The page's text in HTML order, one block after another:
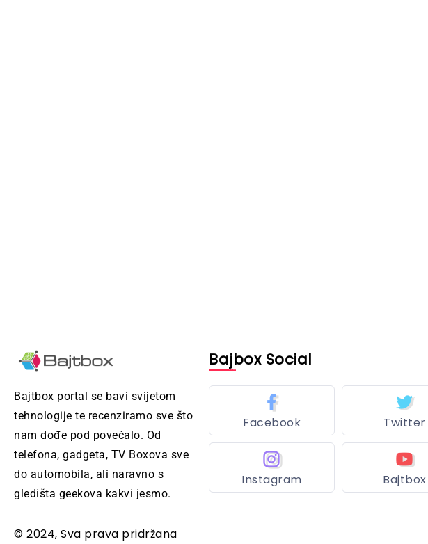
Bajtbox portal se bavi svijetom
tehnologije te recenziramo sve što
nam dođe pod povećalo. Od
telefona, gadgeta, TV Boxova sve
do automobila, ali naravno s
gledišta geekova kakvi jesmo.
© 2024, Sva prava pridržana
Bajbox Social
Facebook Twitter
Instagram Bajtbox